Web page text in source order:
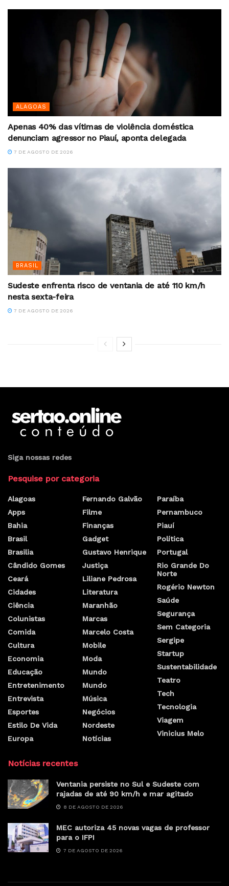
ALAGOAS
Apenas 40% das vítimas de violência doméstica
denunciam agressor no Piauí, aponta delegada
7 DE AGOSTO DE 2026
BRASIL
Sudeste enfrenta risco de ventania de até 110 km/h
nesta sexta-feira
7 DE AGOSTO DE 2026
Home Notícias Cidades
Sindilojas cobra a poda de
árvores nas praças do Centro
da capital
Marcelo Costa Ribeiro 3 de junho de 2022
Queda de árvores nas praças pode ocasionar acidentes
O Sindicato dos Lojistas do Comércio do Estado do Piauí
(SINDILOJAS) solicita, mais uma vez, a atenção da
Prefeitura de Teresina para a situação das praças do centro
da capital.
Nesta sexta-feira, 03, uma árvore caiu na Praça Rio
Branco, e quase ocasionou um acidente grave. O Sindilojas
inclusive através de ofícios para a SDU, com o intuito de
cobrar a poda das árvores nas praças do Centro, mas tem
sido reiteradas vezes ignorado.
reforça a necessidade da realização do serviço. “É uma
região em que existe grande circulação de pessoas e a
Prefeitura precisa ficar atenta a esse tipo de ação. Nossa
e alguém saia ferido”, ressalta.